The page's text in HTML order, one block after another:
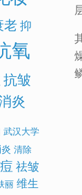
老抑
氧
抗皱
炎
武汉大学
清除
祛皱
丽 维生